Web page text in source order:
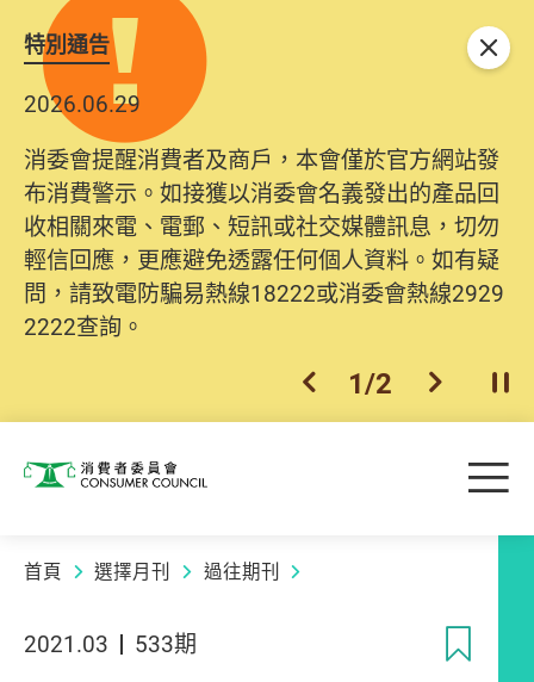
特別通告
2026.06.29
消委會提醒消費者及商戶，本會僅於官方網站發
布消費警示。如接獲以消委會名義發出的產品回
收相關來電、電郵、短訊或社交媒體訊息，切勿
輕信回應，更應避免透露任何個人資料。如有疑
問，請致電防騙易熱線18222或消委會熱線2929
2222查詢。
上一個
1/2 下一個開
關閉
消費者委員會 目
首頁 選擇月刊 過往期刊
2021.03 533期